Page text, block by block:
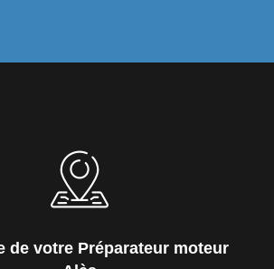
de votre Préparateur moteur